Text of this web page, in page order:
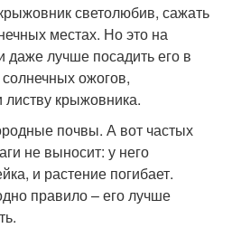
светолюбив, сажать
местах. Но это на
лучше посадить его в
ожогов,
крыжовника.
почвы. А вот частых
не выносит: у него
и растение погибает.
правило – его лучше